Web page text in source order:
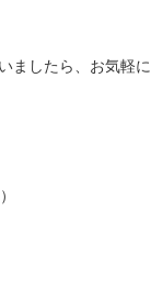
ましたら、お気軽に